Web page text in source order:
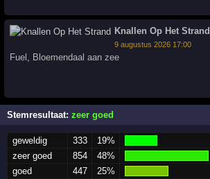
Knallen Op Het Strand
9 augustus 2026 17:00
Fuel Bloemendaal aan zee
Stemresultaat:zeer goed
geweldig 333
19%
zeer goed
854
48%
goed
447
25%